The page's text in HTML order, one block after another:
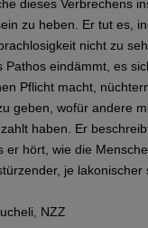
zu heben. Er tut es,
nicht zu
Pathos eindämmt, es
Pflicht macht,
geben, wofür andere
haben. Er
er hört, wie die
je lakonischer
NZZ